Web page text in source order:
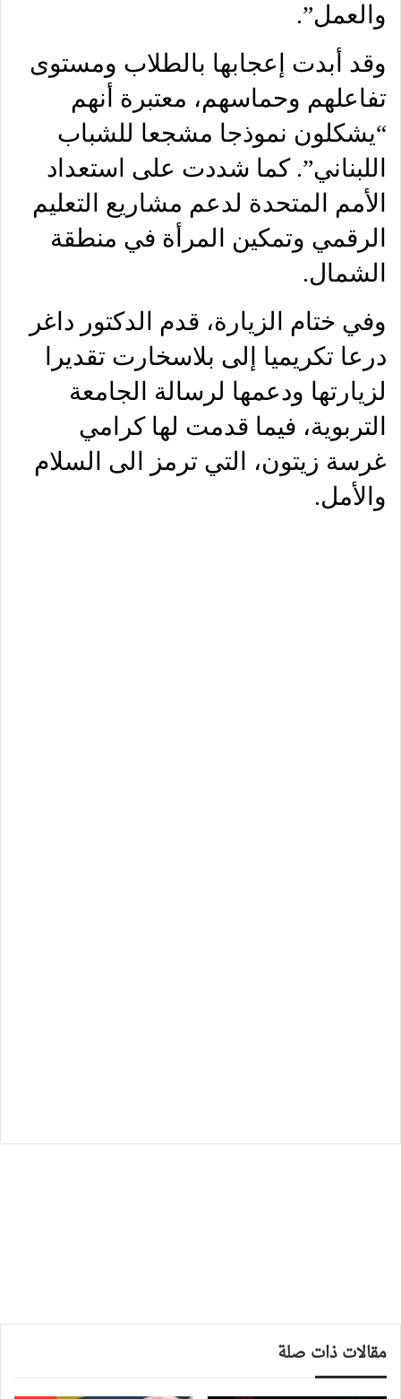
والعمل”.
وقد أبدت إعجابها بالطلاب ومستوى
تفاعلهم وحماسهم، معتبرة أنهم
“يشكلون نموذجا مشجعا للشباب
اللبناني”. كما شددت على استعداد
الأمم المتحدة لدعم مشاريع التعليم
الرقمي وتمكين المرأة في منطقة
الشمال.
وفي ختام الزيارة، قدم الدكتور داغر
درعا تكريميا إلى بلاسخارت تقديرا
لزيارتها ودعمها لرسالة الجامعة
التربوية، فيما قدمت لها كرامي
غرسة زيتون، التي ترمز الى السلام
والأمل.
مقالات ذات صلة